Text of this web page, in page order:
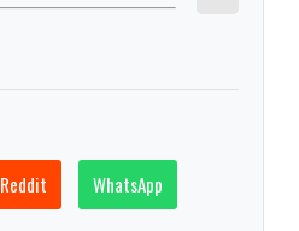
Reddit WhatsApp